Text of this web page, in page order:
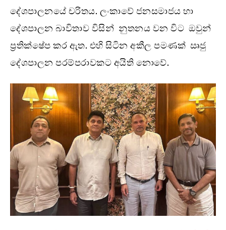
දේශපාලනයේ චරිතය. ලංකාවේ ජනසමාජය හා
දේශපාලන බාවිතාව විසින් නුතනය වන විට ඔවුන්
ප්‍රතික්ෂේප කර ඇත. එහි සිටින අකීල පමණක් ඍජු
දේශපාලන පරම්පරාවකට අයිති නොවේ.